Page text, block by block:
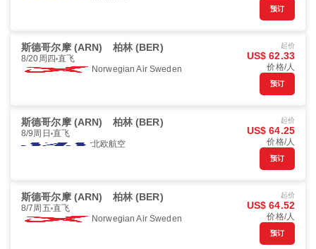
预订
斯德哥尔摩 (ARN) 柏林 (BER)
8/20周四 直飞
Norwegian Air Sweden
起价
US$ 62.33
价格/人
预订
斯德哥尔摩 (ARN) 柏林 (BER)
8/9周日 直飞
北欧航空
起价
US$ 64.25
价格/人
预订
斯德哥尔摩 (ARN) 柏林 (BER)
8/7周五 直飞
Norwegian Air Sweden
起价
US$ 64.52
价格/人
预订